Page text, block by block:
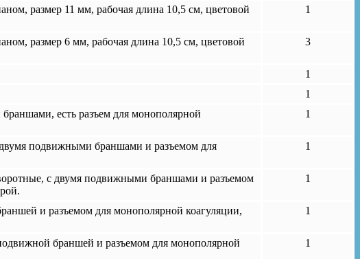
размер 11 мм, рабочая длина 10,5 см, цветовой
1
размер 6 мм, рабочая длина 10,5 см, цветовой
3
1
1
есть разъем для монополярной
1
подвижными браншами и разъемом для
1
с двумя подвижными браншами и разъемом
1
и разъемом для монополярной коагуляции,
1
браншей и разъемом для монополярной
1